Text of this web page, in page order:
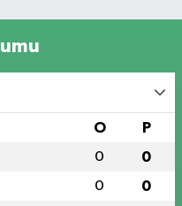
O P
0 0
0 0